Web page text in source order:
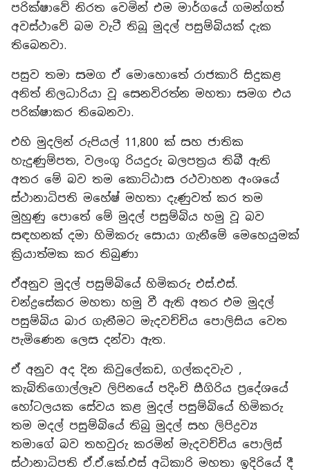
පරික්ෂාවේ නිරත වෙමින් එම මාර්ගයේ ගමන්ගත්
අවස්ථාවේ බම වැටී තිබූ මුදල් පසුම්බියක් දැක
තිබෙනවා.
පසුව තමා සමග ඒ මොහොතේ රාජකාරි සිදුකළ
අනිත් නිලධාරියා වූ සෙනවිරත්න මහතා සමග එය
පරික්ෂාකර තිබෙනවා.
එහි මුදලින් රුපියල් 11,800 ක් සහ ජාතික
හැදුණුම්පත, වලංගු රියදුරු බලපත්‍රය තිබී ඇති
අතර මේ බව තම කොට්ඨාස රථවාහන අංශයේ
ස්ථානාධිපති මහේෂ් මහතා දැණුවත් කර තම
මුහුණු පොතේ මේ මුදල් පසුම්බිය හමු වූ බව
සඳහනක් දමා හිමිකරු සොයා ගැනීමේ මෙහෙයුමක්
ක්‍රියාත්මක කර තිබුණා
ඒඅනුව මුදල් පසුම්බියේ හිමිකරු එස්.එස්.
චන්ද්‍රසේකර මහතා හමු වී ඇති අතර එම මුදල්
පසුම්බිය බාර ගැනීමට මැදවච්චිය පොලිසිය වෙත
පැමිණෙන ලෙස දන්වා ඇත.
ඒ අනුව අද දින කිවුලේකඩ, ගල්කදවැව ,
කැබිතිගොල්ලෑව ලිපිනයේ පදිංචි සීගිරිය ප්‍රදේශයේ
හෝටලයක සේවය කළ මුදල් පසුම්බියේ හිමිකරු
තම මදල් පසුම්බියේ තිබු මුදල් සහ ලිපිද්‍රව්‍ය
තමාගේ බව තහවුරු කරමින් මැදවච්චිය පොලිස්
ස්ථානාධිපති ඒ.ඒ.කේ.එස් අධිකාරි මහතා ඉදිරියේ දී